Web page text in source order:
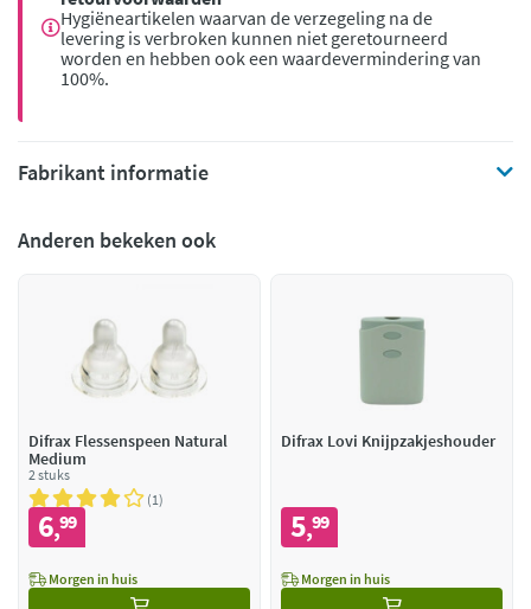
Hygiëneartikelen waarvan de verzegeling na de
levering is verbroken kunnen niet geretourneerd
worden en hebben ook een waardevermindering van
100%.
Fabrikant informatie
Anderen bekeken ook
Difrax Flessenspeen Natural
Medium
2 stuks
1
6,99
Morgen in huis
Difrax Lovi Knijpzakjeshouder
5,99
Morgen in huis